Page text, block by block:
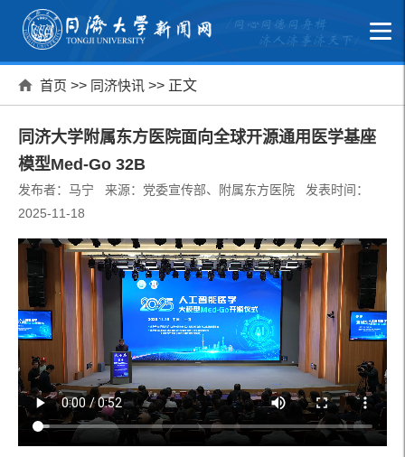
首页 >> 同济快讯 >> 正文
同济大学附属东方医院面向全球开源通用医学基座
模型Med-Go 32B
发布者：马宁 来源：党委宣传部、附属东方医院 发表时间：
2025-11-18